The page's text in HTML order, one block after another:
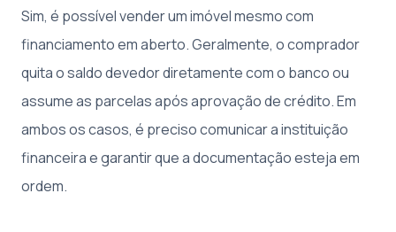
Sim, é possível vender um imóvel mesmo com
financiamento em aberto. Geralmente, o comprador
quita o saldo devedor diretamente com o banco ou
assume as parcelas após aprovação de crédito. Em
ambos os casos, é preciso comunicar a instituição
financeira e garantir que a documentação esteja em
ordem.